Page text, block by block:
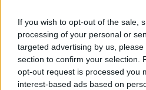
If you wish to opt-out of the sale,
processing of your personal or
targeted advertising by us,
section to confirm your selection.
opt-out request is processed you
interest-based ads based on